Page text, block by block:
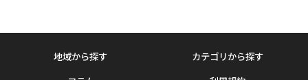
地域から探す
カテゴリから探す